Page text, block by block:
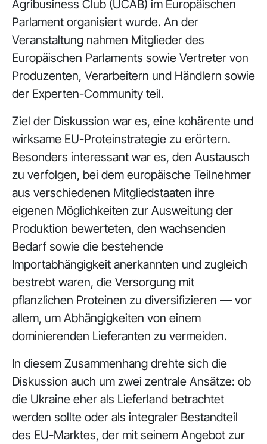
Agribusiness Club (UCAB) im Europäischen
Parlament organisiert wurde. An der
Veranstaltung nahmen Mitglieder des
Europäischen Parlaments sowie Vertreter von
Produzenten, Verarbeitern und Händlern sowie
der Experten-Community teil.
Ziel der Diskussion war es, eine kohärente und
wirksame EU-Proteinstrategie zu erörtern.
Besonders interessant war es, den Austausch
zu verfolgen, bei dem europäische Teilnehmer
aus verschiedenen Mitgliedstaaten ihre
eigenen Möglichkeiten zur Ausweitung der
Produktion bewerteten, den wachsenden
Bedarf sowie die bestehende
Importabhängigkeit anerkannten und zugleich
bestrebt waren, die Versorgung mit
pflanzlichen Proteinen zu diversifizieren — vor
allem, um Abhängigkeiten von einem
dominierenden Lieferanten zu vermeiden.
In diesem Zusammenhang drehte sich die
Diskussion auch um zwei zentrale Ansätze: ob
die Ukraine eher als Lieferland betrachtet
werden sollte oder als integraler Bestandteil
des EU-Marktes, der mit seinem Angebot zur